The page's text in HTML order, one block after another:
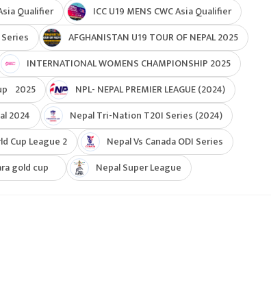
Qualifier
ICC U19 MENS CWC Asia Qualifier
AFGHANISTAN U19 TOUR OF NEPAL 2025
INTERNATIONAL WOMENS CHAMPIONSHIP 2025
2025
NPL- NEPAL PREMIER LEAGUE (2024)
2024
Nepal Tri-Nation T20I Series (2024)
Cup League 2
Nepal Vs Canada ODI Series
gold cup
Nepal Super League